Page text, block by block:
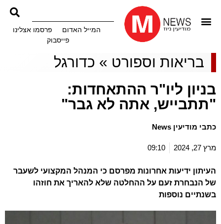
המייל האדום
פרסמו אצלינו
פייסבוק
בריאות וספורט » כדורגל
בניון ליו"ר ההתאחדות:
"תתבייש, אתה לא גבר"
כתבי מודיעין News
מרץ 27, 2024 09:10
העיתון ידיעות אחרונות מפרסם כי המנהל המקצועי לשעבר
של הנבחרת זעם על ההחלטה שלא להאריך את חוזהו
בשנתיים נוספות